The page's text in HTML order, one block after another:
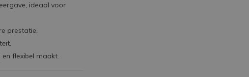
ideaal voor
prestatie.
flexibel maakt.